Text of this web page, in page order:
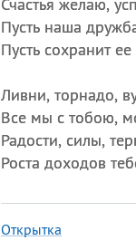
Пусть наша
Пусть сохранит
Ливни, торнадо,
Все мы с тобою,
Радости, силы,
Роста доходов
Открытка